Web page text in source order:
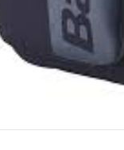
to enlarge